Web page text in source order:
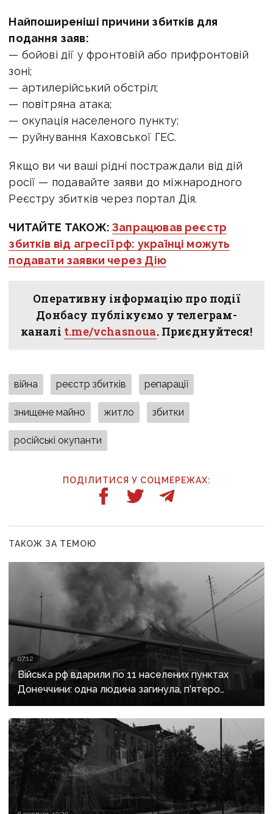
Найпоширеніші причини збитків для
подання заяв:
— бойові дії у фронтовій або прифронтовій
зоні;
— артилерійський обстріл;
— повітряна атака;
— окупація населеного пункту;
— руйнування Каховської ГЕС.
Якщо ви чи ваші рідні постраждали від дій
росії — подавайте заяви до міжнародного
Реєстру збитків через портал Дія.
ЧИТАЙТЕ ТАКОЖ:Запрацював реєстр
збитків від агресії рф: українці можуть
подавати заявки через Дію
Оперативну інформацію про події
Донбасу публікуємо у телеграм-
каналі t.me/vchasnoua. Приєднуйтеся!
війна реєстр збитків репарації
знищене майно житло збитки
російські окупанти
ПОДІЛИТИСЯ У СОЦМЕРЕЖАХ:
ТАКОЖ ЗА ТЕМОЮ
07:12
Війська рф вдарили по 11 населених пунктах
Донеччини: одна людина загинула, п’ятеро
поранені